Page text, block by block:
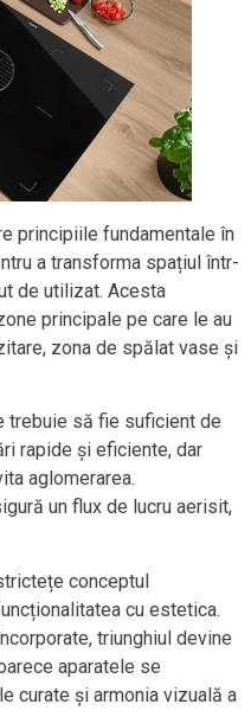
principiile fundamentale în
a transforma spațiul într-
de utilizat. Acesta
principale pe care le au
zona de spălat vase și
trebuie să fie suficient de
rapide și eficiente, dar
aglomerarea.
un flux de lucru aerisit,
conceptul
cu estetica.
triunghiul devine
aparatele se
curate și armonia vizuală a